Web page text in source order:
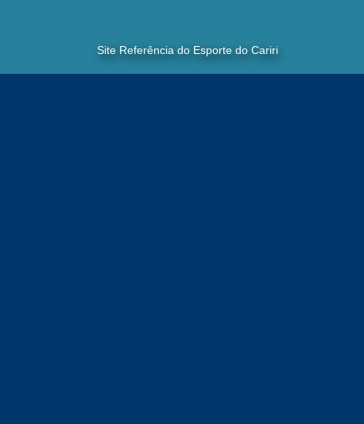
Site Referência do Esporte do Cariri